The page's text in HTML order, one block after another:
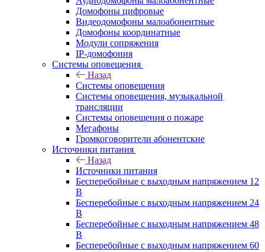
Домофоны цифровые
Видеодомофоны малоабонентные
Домофоны координатные
Модули сопряжения
IP-домофония
Системы оповещения
Назад
Системы оповещения
Системы оповещения, музыкальной
трансляции
Системы оповещения о пожаре
Мегафоны
Громкоговорители абонентские
Источники питания
Назад
Источники питания
Бесперебойные с выходным напряжением 12
В
Бесперебойные с выходным напряжением 24
В
Бесперебойные с выходным напряжением 48
В
Бесперебойные с выходным напряжением 60